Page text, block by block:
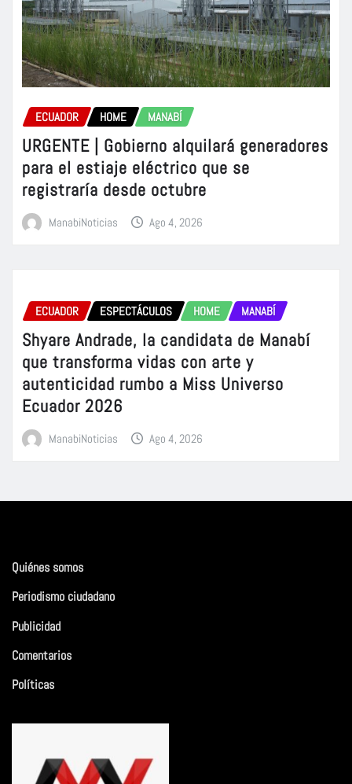
ECUADOR HOME MANABÍ
URGENTE | Gobierno alquilará generadores
para el estiaje eléctrico que se
registraría desde octubre
ManabiNoticias Ago 4, 2026
ECUADOR ESPECTÁCULOS HOME MANABÍ
Shyare Andrade, la candidata de Manabí
que transforma vidas con arte y
autenticidad rumbo a Miss Universo
Ecuador 2026
ManabiNoticias Ago 4, 2026
Quiénes somos
Periodismo ciudadano
Publicidad
Comentarios
Políticas